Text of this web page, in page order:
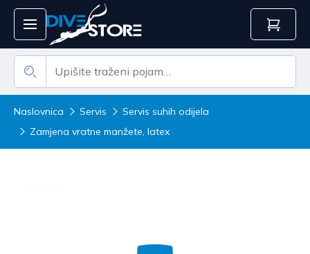
Naslovnica Servis
Servis suhih odijela
Zamjena vratne manžete, latex